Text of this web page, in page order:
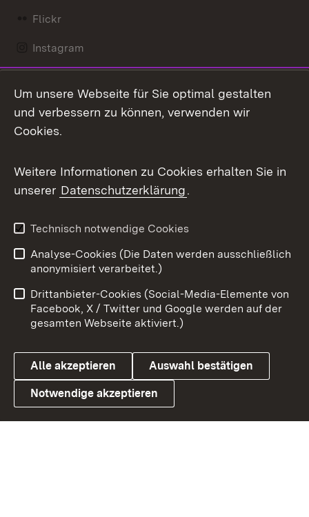
Flickr
Instagram
Mastodon
Messenger
Social Wall
X / Twitter
Youtube
Link zum Landesportal
Benutzungshinweise
Barrierefreiheit
Datenschutz
Cookies
Um unsere Webseite für Sie optimal gestalten
und verbessern zu können, verwenden wir
Cookies.
Weitere Informationen zu Cookies erhalten Sie in
unserer Datenschutzerklärung.
Technisch notwendige Cookies
Analyse-Cookies (Die Daten werden ausschließlich
anonymisiert verarbeitet.)
Drittanbieter-Cookies (Social-Media-Elemente von
Facebook, X / Twitter und Google werden auf der
gesamten Webseite aktiviert.)
Alle akzeptieren Auswahl bestätigen
Notwendige akzeptieren